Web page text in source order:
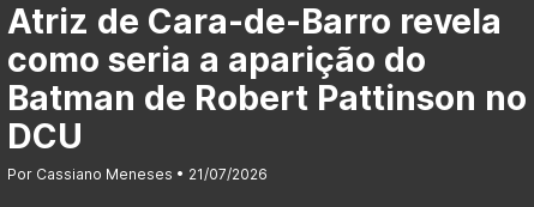
Atriz de Cara-de-Barro revela
como seria a aparição do
Batman de Robert Pattinson no
DCU
Por Cassiano Meneses 21/07/2026